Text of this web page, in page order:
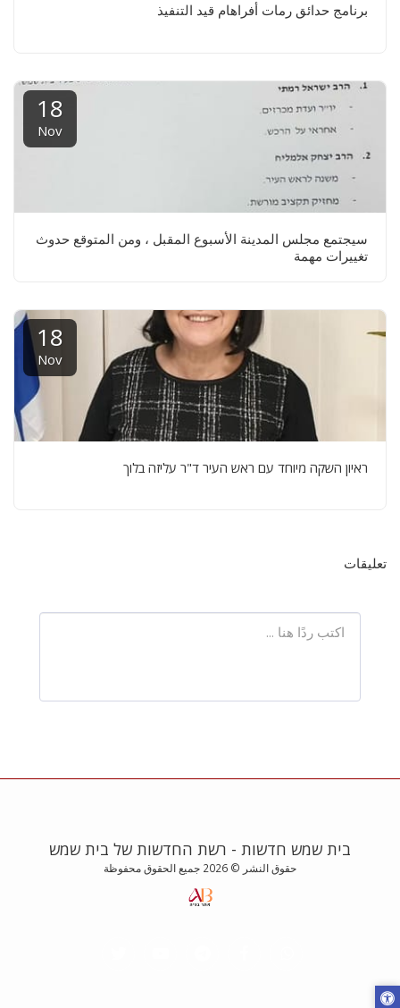
برنامج حدائق رمات أفراهام قيد التنفيذ
18
Nov
سيجتمع مجلس المدينة الأسبوع المقبل ، ومن المتوقع حدوث
تغييرات مهمة
18
Nov
ראיון השקה מיוחד עם ראש העיר ד"ר עליזה בלוך
تعليقات
בית שמש חדשות - רשת החדשות של בית שמש
حقوق النشر © 2026 جميع الحقوق محفوظة